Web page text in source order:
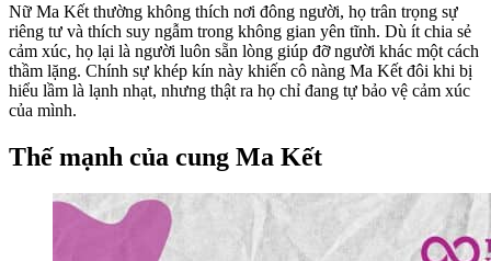
Nữ Ma Kết thường không thích nơi đông người, họ trân trọng sự
riêng tư và thích suy ngẫm trong không gian yên tĩnh. Dù ít chia sẻ
cảm xúc, họ lại là người luôn sẵn lòng giúp đỡ người khác một cách
thầm lặng. Chính sự khép kín này khiến cô nàng Ma Kết đôi khi bị
hiểu lầm là lạnh nhạt, nhưng thật ra họ chỉ đang tự bảo vệ cảm xúc
của mình.
Thế mạnh của cung Ma Kết